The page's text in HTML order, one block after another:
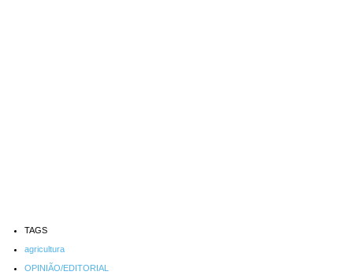
TAGS
agricultura
OPINIÃO/EDITORIAL